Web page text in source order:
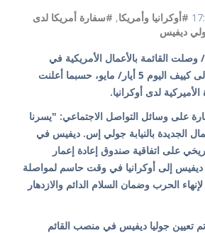
#أوكرانيا وأمريكا, #سفارة أمريكا لدى
ديفيس
وصلت القائمة بالأعمال الأمريكية في
أوكرانيا جولي ديفيس إلى كييف اليوم 5 أيار/ مايو، حسبما أعلنت
لدى أوكرانيا.
على وسائل التواصل الاجتماعي: "يسرنا
الجديدة بالنيابة جولي إس. ديفيس في
على اتفاقية صندوق إعادة إعمار
ديفيس إلى أوكرانيا في وقت حاسم لمواصلة
الحرب وضمان السلام الدائم والازدهار
تعيين جوليا ديفيس في منصب القائم